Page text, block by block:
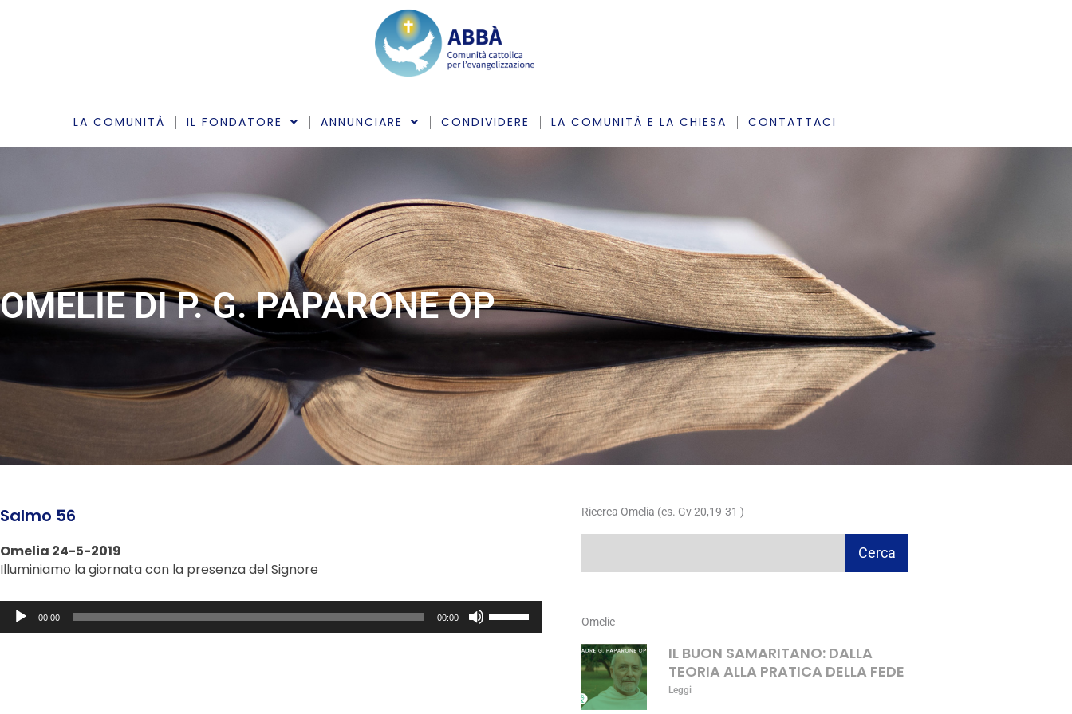
LA COMUNITÀ IL FONDATORE ANNUNCIARE CONDIVIDERE LA COMUNITÀ E LA CHIESA CONTATTACI
OMELIE DI P. G. PAPARONE OP
Salmo 56
Omelia 24-5-2019
Illuminiamo la giornata con la presenza del Signore
Audio
Player
00:00 00:00
Ricerca Omelia (es. Gv 20,19-31 )
Cerca
Omelie
IL BUON SAMARITANO: DALLA
TEORIA ALLA PRATICA DELLA FEDE
Leggi